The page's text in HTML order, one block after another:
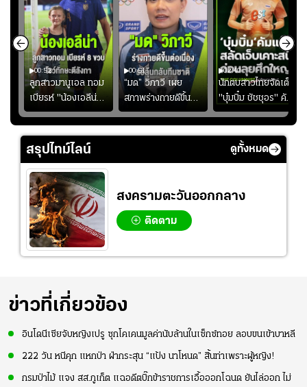
00:52
ลูกสาวมานูเอล ทอม
เบียรห์ "น้องเอลีน่า"
วัย 8 ขวบ โชว์ตี
ลังกาสุดพริ้ว
00:51
“มด” วิภาวี เผย
สภาพร่างกายดีขึ้น
อย่างต่อเนื่อง พร้อม
พยายามลงสนามให้
02:40
นักตบสาวไทยจัดเต็ม
"บุ๋มบิ๋ม ชัชชุอร" คัม
แบ็ก ศึก" SEA V
CUP 2026" เลก
สอง!!
สรุปไทม์ไลน์ ดูทั้งหมด
สงครามตะวันออกกลาง
ติดตาม
ข่าวที่เกี่ยวข้อง
อินโดนีเซียจับหญิงเปรู ซุกโคเคนมูลค่านับล้านในเซ็กซ์ทอย ลอบขนเข้าบาหลี
222 วัน หนีคุก แหกป่า ฝ่ากระสุน “แป้ง นาโหนด” สิ้นท่าเพราะผู้หญิง!
กรมป่าไม้ แจง สส.ภูเก็ต แฉอดีตบิ๊กข้าราชการเอื้อออกโฉนด ยันไล่ออก ไม่